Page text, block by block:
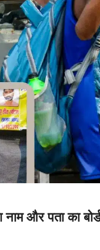
नाम और पता का